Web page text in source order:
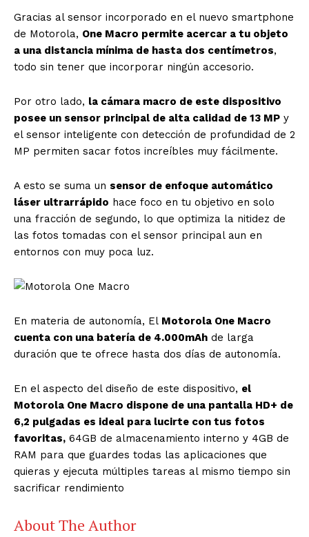
Gracias al sensor incorporado en el nuevo smartphone
de Motorola, One Macro permite acercar a tu objeto
a una distancia mínima de hasta dos centímetros,
todo sin tener que incorporar ningún accesorio.
Por otro lado, la cámara macro de este dispositivo
posee un sensor principal de alta calidad de 13 MP y
el sensor inteligente con detección de profundidad de 2
MP permiten sacar fotos increíbles muy fácilmente.
A esto se suma un sensor de enfoque automático
láser ultrarrápido hace foco en tu objetivo en solo
una fracción de segundo, lo que optimiza la nitidez de
las fotos tomadas con el sensor principal aun en
entornos con muy poca luz.
En materia de autonomía, El Motorola One Macro
cuenta con una batería de 4.000mAh de larga
duración que te ofrece hasta dos días de autonomía.
En el aspecto del diseño de este dispositivo, el
Motorola One Macro dispone de una pantalla HD+ de
6,2 pulgadas es ideal para lucirte con tus fotos
favoritas, 64GB de almacenamiento interno y 4GB de
RAM para que guardes todas las aplicaciones que
quieras y ejecuta múltiples tareas al mismo tiempo sin
sacrificar rendimiento
About The Author